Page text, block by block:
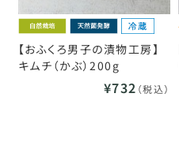
【おふくろ男子の漬物工房】
キムチ（かぶ）200g
¥732 （税込）